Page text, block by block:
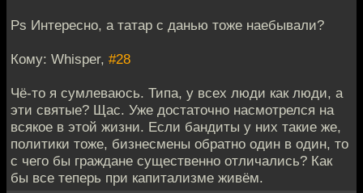
Ps Интересно, а татар с данью тоже наебывали?
Кому: Whisper, #28
Чё-то я сумлеваюсь. Типа, у всех люди как люди, а
эти святые? Щас. Уже достаточно насмотрелся на
всякое в этой жизни. Если бандиты у них такие же,
политики тоже, бизнесмены обратно один в один, то
с чего бы граждане существенно отличались? Как
бы все теперь при капитализме живём.